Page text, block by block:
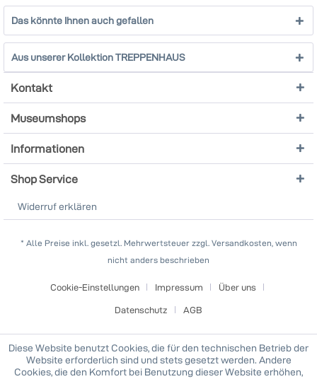
Das könnte Ihnen auch gefallen
Aus unserer Kollektion TREPPENHAUS
Kontakt
Museumshops
Informationen
Shop Service
Widerruf erklären
* Alle Preise inkl. gesetzl. Mehrwertsteuer zzgl. Versandkosten, wenn
nicht anders beschrieben
Cookie-Einstellungen Impressum
Über uns
Datenschutz
AGB
Diese Website benutzt Cookies, die für den technischen Betrieb der
Website erforderlich sind und stets gesetzt werden. Andere
Cookies, die den Komfort bei Benutzung dieser Website erhöhen,